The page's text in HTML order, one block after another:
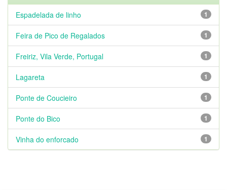
1
Espadelada de linho
1
Feira de Pico de Regalados
1
Freiriz, Vila Verde, Portugal
1
Lagareta
1
Ponte de Coucieiro
1
Ponte do Bico
1
Vinha do enforcado